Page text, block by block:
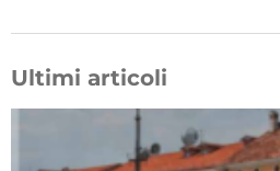
Ultimi articoli